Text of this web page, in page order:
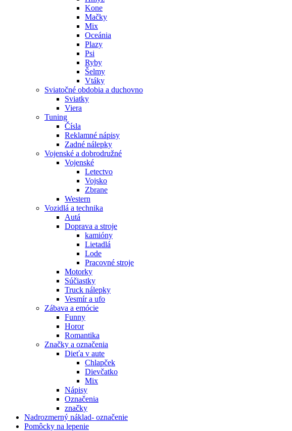
Kone
Mačky
Mix
Oceánia
Plazy
Psi
Ryby
Šelmy
Vtáky
Sviatočné obdobia a duchovno
Sviatky
Viera
Tuning
Čísla
Reklamné nápisy
Zadné nálepky
Vojenské a dobrodružné
Vojenské
Letectvo
Vojsko
Zbrane
Western
Vozidlá a technika
Autá
Doprava a stroje
kamióny
Lietadlá
Lode
Pracovné stroje
Motorky
Súčiastky
Truck nálepky
Vesmír a ufo
Zábava a emócie
Funny
Horor
Romantika
Značky a označenia
Dieťa v aute
Chlapček
Dievčatko
Mix
Nápisy
Označenia
značky
Nadrozmerný náklad- označenie
Pomôcky na lepenie